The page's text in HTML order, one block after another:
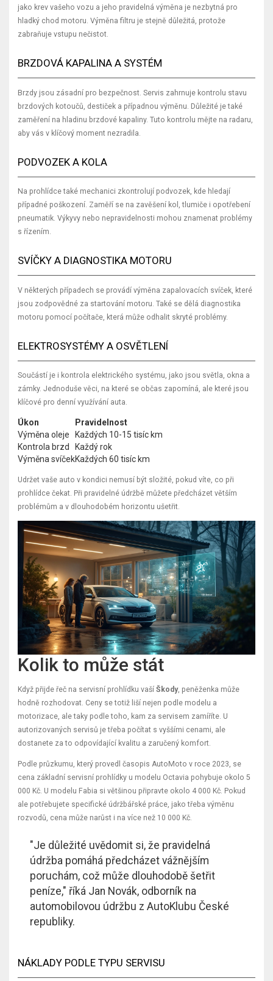
jako krev vašeho vozu a jeho pravidelná výměna je nezbytná pro
hladký chod motoru. Výměna filtru je stejně důležitá, protože
zabraňuje vstupu nečistot.
BRZDOVÁ KAPALINA A SYSTÉM
Brzdy jsou zásadní pro bezpečnost. Servis zahrnuje kontrolu stavu
brzdových kotoučů, destiček a případnou výměnu. Důležité je také
zaměření na hladinu brzdové kapaliny. Tuto kontrolu mějte na radaru,
aby vás v klíčový moment nezradila.
PODVOZEK A KOLA
Na prohlídce také mechanici zkontrolují podvozek, kde hledají
případné poškození. Zaměří se na zavěšení kol, tlumiče i opotřebení
pneumatik. Výkyvy nebo nepravidelnosti mohou znamenat problémy
s řízením.
SVÍČKY A DIAGNOSTIKA MOTORU
V některých případech se provádí výměna zapalovacích svíček, které
jsou zodpovědné za startování motoru. Také se dělá diagnostika
motoru pomocí počítače, která může odhalit skryté problémy.
ELEKTROSYSTÉMY A OSVĚTLENÍ
Součástí je i kontrola elektrického systému, jako jsou světla, okna a
zámky. Jednoduše věci, na které se občas zapomíná, ale které jsou
klíčové pro denní využívání auta.
Úkon
Pravidelnost
Výměna oleje
Každých 10-15 tisíc km
Kontrola brzd
Každý rok
Výměna svíčekKaždých 60 tisíc km
Udržet vaše auto v kondici nemusí být složité, pokud víte, co při
prohlídce čekat. Při pravidelné údržbě můžete předcházet větším
problémům a v dlouhodobém horizontu ušetřit.
Kolik to může stát
Když přijde řeč na servisní prohlídku vaší Škody, peněženka může
hodně rozhodovat. Ceny se totiž liší nejen podle modelu a
motorizace, ale taky podle toho, kam za servisem zamíříte. U
autorizovaných servisů je třeba počítat s vyššími cenami, ale
dostanete za to odpovídající kvalitu a zaručený komfort.
Podle průzkumu, který provedl časopis AutoMoto v roce 2023, se
cena základní servisní prohlídky u modelu Octavia pohybuje okolo 5
000 Kč. U modelu Fabia si většinou připravte okolo 4 000 Kč. Pokud
ale potřebujete specifické údržbářské práce, jako třeba výměnu
rozvodů, cena může narůst i na více než 10 000 Kč.
"Je důležité uvědomit si, že pravidelná
údržba pomáhá předcházet vážnějším
poruchám, což může dlouhodobě šetřit
peníze," říká Jan Novák, odborník na
automobilovou údržbu z AutoKlubu České
republiky.
NÁKLADY PODLE TYPU SERVISU